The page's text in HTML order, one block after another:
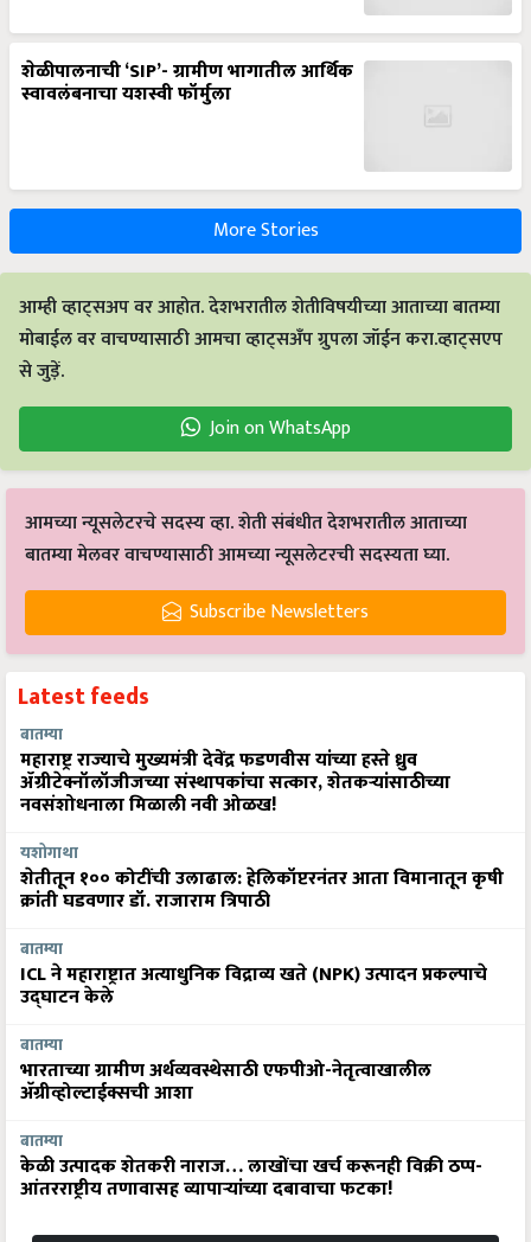
शेळीपालनाची ‘SIP’- ग्रामीण भागातील आर्थिक
स्वावलंबनाचा यशस्वी फॉर्मुला
More Stories
आम्ही व्हाट्सअप वर आहोत. देशभरातील शेतीविषयीच्या आताच्या बातम्या
मोबाईल वर वाचण्यासाठी आमचा व्हाट्सअँप ग्रुपला जॉईन करा.व्हाट्सएप
से जुड़ें.
Join on WhatsApp
आमच्या न्यूसलेटरचे सदस्य व्हा. शेती संबंधीत देशभरातील आताच्या
बातम्या मेलवर वाचण्यासाठी आमच्या न्यूसलेटरची सदस्यता घ्या.
Subscribe Newsletters
Latest feeds
बातम्या
महाराष्ट्र राज्याचे मुख्यमंत्री देवेंद्र फडणवीस यांच्या हस्ते ध्रुव
ॲग्रीटेक्नॉलॉजीजच्या संस्थापकांचा सत्कार, शेतकऱ्यांसाठीच्या
नवसंशोधनाला मिळाली नवी ओळख!
यशोगाथा
शेतीतून १०० कोटींची उलाढाल: हेलिकॉप्टरनंतर आता विमानातून कृषी
क्रांती घडवणार डॉ. राजाराम त्रिपाठी
बातम्या
ICL ने महाराष्ट्रात अत्याधुनिक विद्राव्य खते (NPK) उत्पादन प्रकल्पाचे
उद्घाटन केले
बातम्या
भारताच्या ग्रामीण अर्थव्यवस्थेसाठी एफपीओ-नेतृत्वाखालील
अ‍ॅग्रीव्होल्टाईक्सची आशा
बातम्या
केळी उत्पादक शेतकरी नाराज… लाखोंचा खर्च करूनही विक्री ठप्प-
आंतरराष्ट्रीय तणावासह व्यापाऱ्यांच्या दबावाचा फटका!